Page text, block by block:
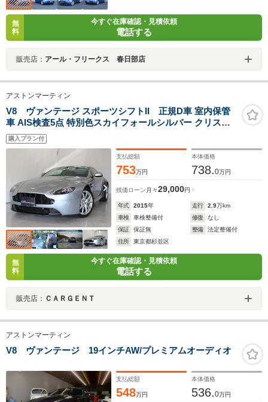
無
料
今すぐ在庫確認・見積依頼
電話する
販売店： アール・フリークス 春日部店
アストンマーティン
V8 ヴァンテージ スポーツシフトII 正規D車 室内保管
車 AIS検査5点 特別色スカイフォールシルバー クリスタ
ル&エマージェンシーキー 黒革 アルカンターラルーフラ
イナー パナソニックナビ 19インチAW パドルシフト メモ
リー付電動シート
購入プラン付
支払総額
753万円
本体価格
738.0万円
残価ローン 月々29,000円
年式 2015年 走行 2.9万km
車検
車検整備付 修復
なし
保証
保証無 整備
法定整備付
住所
東京都杉並区
無
料
今すぐ在庫確認・見積依頼
電話する
販売店： ＣＡＲＧＥＮＴ
アストンマーティン
V8 ヴァンテージ 19インチAW/プレミアムオーディオ
支払総額
548万円
本体価格
536.0万円